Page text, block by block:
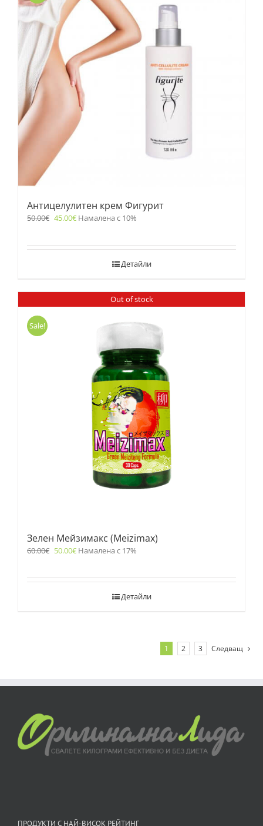
Антицелулитен крем Фигурит
50.00€ 45.00€ Намалена с 10%
Детайли
Out of stock
Sale!
Зелен Мейзимакс (Meizimax)
60.00€ 50.00€ Намалена с 17%
Детайли
1 2 3 Следващ
ПРОДУКТИ С НАЙ-ВИСОК РЕЙТИНГ